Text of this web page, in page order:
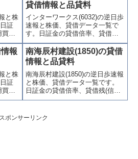
り
売り関連情報を集計し、図解で
わかりやすくまとめて掲載して
います。
と株
証
買
(注意
関
り
貸借情報と品貸料
インターワークス(6032)の逆日歩
速報と株価、貸借データ一覧で
す。日証金の貸借倍率、貸借残
(信用買残、信用売残)、品貸料
(逆日歩)、東証の週末残高、規制
(注意喚起・申込停止)など、空売
り関連情報を集計し、図解でわ
かりやすくまとめて掲載してい
ます。
報
と株
証
買
関
り
南海辰村建設(1850)の貸借
情報と品貸料
南海辰村建設(1850)の逆日歩速報
と株価、貸借データ一覧です。
日証金の貸借倍率、貸借残(信用
買残、信用売残)、品貸料(逆日
喚起・申込停止)など、空売り関
連情報を集計し、図解でわかり
スポンサーリンク